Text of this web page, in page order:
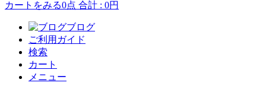
カートをみる0点 合計 : 0円
ブログ
ご利用ガイド
検索
カート
メニュー